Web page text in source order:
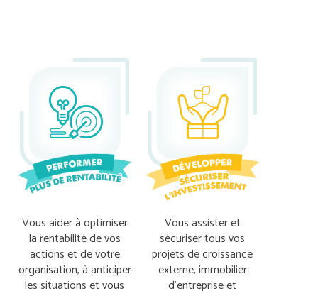
Vous aider à optimiser
la rentabilité de vos
actions et de votre
organisation, à anticiper
les situations et vous
Vous assister et
sécuriser tous vos
projets de croissance
externe, immobilier
d’entreprise et